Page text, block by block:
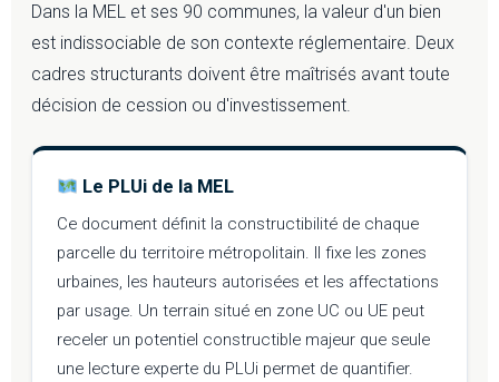
Dans la MEL et ses 90 communes, la valeur d'un bien
est indissociable de son contexte réglementaire. Deux
cadres structurants doivent être maîtrisés avant toute
décision de cession ou d'investissement.
Le PLUi de la MEL
Ce document définit la constructibilité de chaque
parcelle du territoire métropolitain. Il fixe les zones
urbaines, les hauteurs autorisées et les affectations
par usage. Un terrain situé en zone UC ou UE peut
receler un potentiel constructible majeur que seule
une lecture experte du PLUi permet de quantifier.